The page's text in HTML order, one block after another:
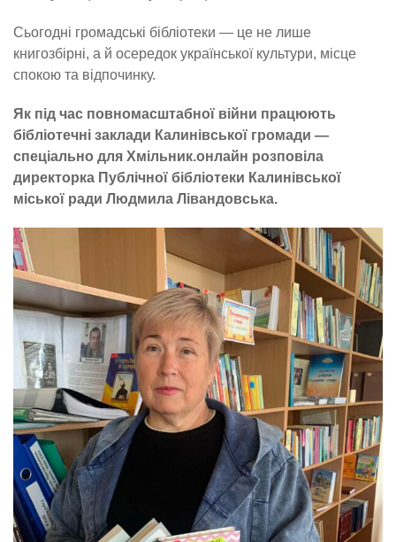
Сьогодні громадські бібліотеки — це не лише
книгозбірні, а й осередок української культури, місце
спокою та відпочинку.
Як під час повномасштабної війни працюють
бібліотечні заклади Калинівської громади —
спеціально для Хмільник.онлайн розповіла
директорка Публічної бібліотеки Калинівської
міської ради Людмила Лівандовська.